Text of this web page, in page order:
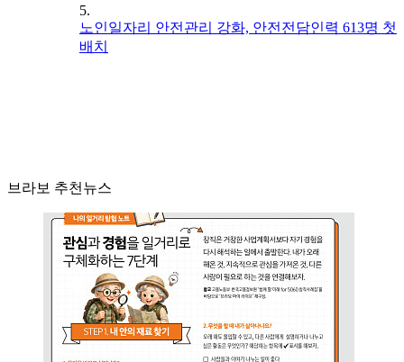
5.
노인일자리 안전관리 강화, 안전전담인력 613명 첫
배치
브라보 추천뉴스